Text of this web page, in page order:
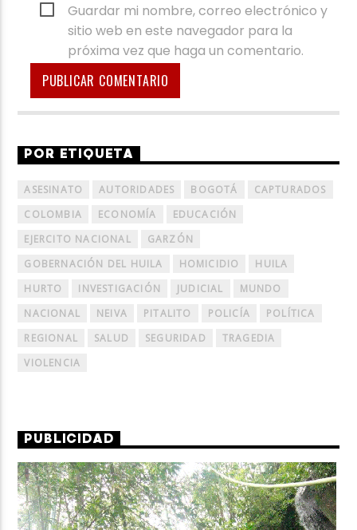
Guardar mi nombre, correo electrónico y
sitio web en este navegador para la
próxima vez que haga un comentario.
POR ETIQUETA
ASESINATO AUTORIDADES BOGOTÁ
CAPTURADOS
COLOMBIA
ECONOMÍA
EDUCACIÓN
EJERCITO NACIONAL
GARZÓN
GOBERNACIÓN DEL HUILA
HOMICIDIO
HUILA
HURTO
INVESTIGACIÓN JUDICIAL
MUNDO
NACIONAL
NEIVA PITALITO POLICÍA
POLÍTICA
REGIONAL
SALUD SEGURIDAD
TRAGEDIA
VIOLENCIA
PUBLICIDAD